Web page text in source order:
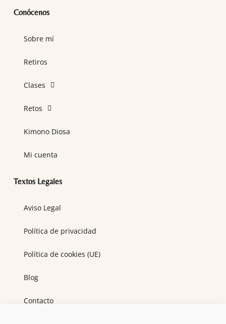
Conócenos
Sobre mí
Retiros
Clases
Retos
Kimono Diosa
Mi cuenta
Textos Legales
Aviso Legal
Política de privacidad
Política de cookies (UE)
Blog
Contacto